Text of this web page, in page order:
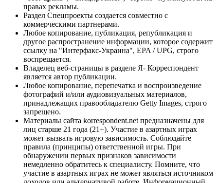
правах рекламы.
Раздел Спецпроекты создается совместно с
коммерческими партнерами.
Любое копирование, публикация, републикация и
другое распространение информации, которое содержит
ссылку на "Интерфакс-Украина", EPA / UPG, строго
воспрещается.
Владелец веб-страницы в разделе Я- Корреспондент
является автор публикации.
Любое копирование, перепечатка и воспроизведение
фотографий и/или аудиовизуальных материалов,
принадлежащих правообладателю Getty Images, строго
запрещено.
Материалы сайта korrespondent.net предназначены для
лиц старше 21 года (21+). Участие в азартных играх
может вызвать игровую зависимость. Соблюдайте
правила (принципы) ответственной игры. При
обнаружении первых признаков зависимости
немедленно обратитесь к специалисту. Помните, что
участие в азартных играх не может являться источником